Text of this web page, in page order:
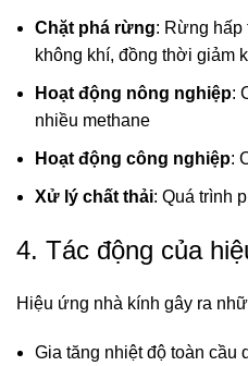
Chặt phá rừng: Rừng hấp
không khí, đồng thời giảm
Hoạt động nông nghiệp:
nhiều methane
Hoạt động công nghiệp:
Xử lý chất thải: Quá trình
4. Tác động của
Hiệu ứng nhà kính gây ra
Gia tăng nhiệt độ toàn cầu